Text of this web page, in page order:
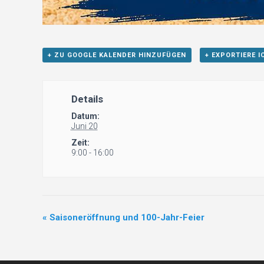
+ ZU GOOGLE KALENDER HINZUFÜGEN + EXPORTIERE
Details
Datum:
Juni 20
Zeit:
9:00 - 16:00
V
« Saisoneröffnung und 100-Jahr-Feier